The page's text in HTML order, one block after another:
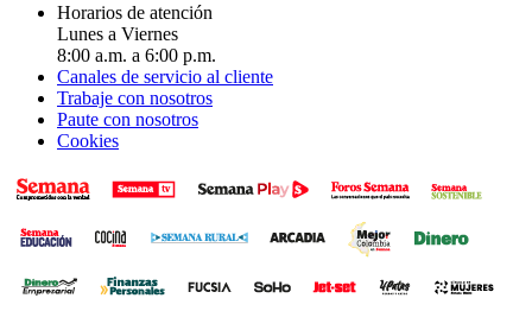
Horarios de atención
Lunes a Viernes
8:00 a.m. a 6:00 p.m.
Canales de servicio al cliente
Trabaje con nosotros
Paute con nosotros
Cookies